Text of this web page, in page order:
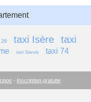
taxi Isère
taxi
taxi Savoie taxi 74
- Inscription gratuite